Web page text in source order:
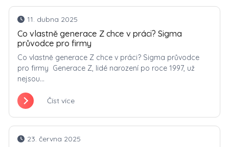
11. dubna 2025
Co vlastně generace Z chce v práci? Sigma
průvodce pro firmy
Co vlastně generace Z chce v práci? Sigma průvodce
pro firmy Generace Z, lidé narození po roce 1997, už
nejsou...
Číst více
23. června 2025